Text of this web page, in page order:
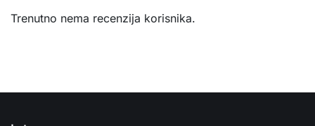
Trenutno nema recenzija korisnika.